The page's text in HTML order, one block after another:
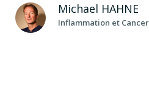
Michael HAHNE
Inflammation et Cancer